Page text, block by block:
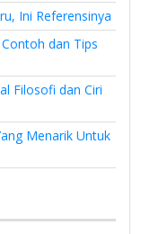
Ini Referensinya
dan Tips
Filosofi dan Ciri
Menarik Untuk